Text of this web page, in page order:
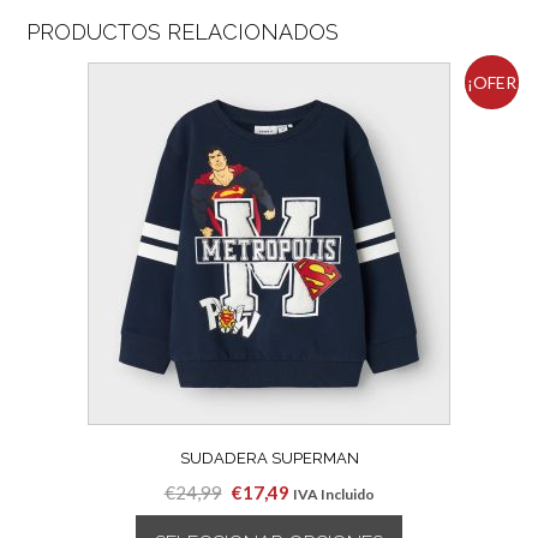
PRODUCTOS RELACIONADOS
¡OFER
SUDADERA SUPERMAN
€24,99 El
precio
€17,49El
precio
IVA Incluido